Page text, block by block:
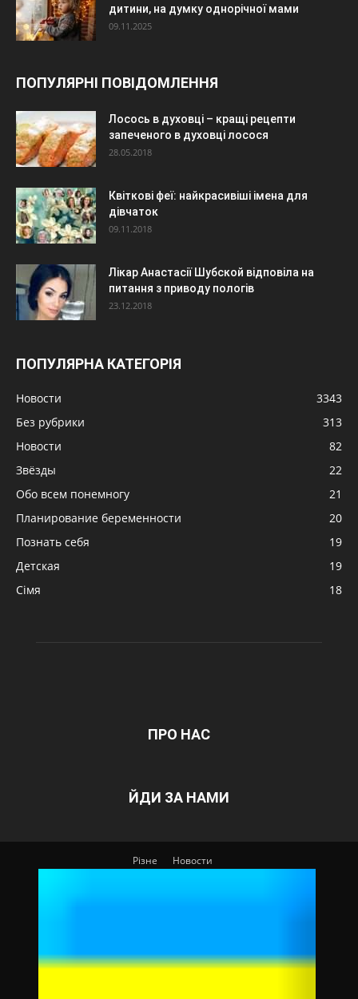
дитини, на думку однорічної мами
09.11.2025
ПОПУЛЯРНІ ПОВІДОМЛЕННЯ
Лосось в духовці – кращі рецепти
запеченого в духовці лосося
28.05.2018
Квіткові феї: найкрасивіші імена для
дівчаток
09.11.2018
Лікар Анастасії Шубской відповіла на
питання з приводу пологів
23.12.2018
ПОПУЛЯРНА КАТЕГОРІЯ
Новости
3343
Без рубрики
313
Новости
82
Звёзды
22
Обо всем понемногу
21
Планирование беременности
20
Познать себя
19
Детская
19
Сімя
18
ПРО НАС
ЙДИ ЗА НАМИ
Різне Новости